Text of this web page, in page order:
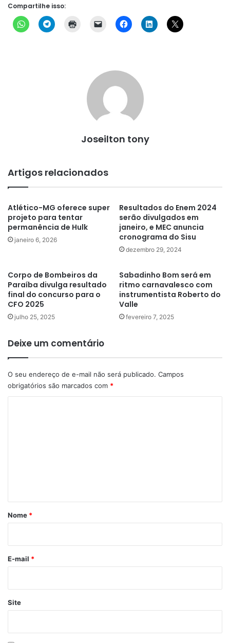
Compartilhe isso:
Joseilton tony
Artigos relacionados
Atlético-MG oferece super
projeto para tentar
permanência de Hulk
janeiro 6, 2026
Resultados do Enem 2024
serão divulgados em
janeiro, e MEC anuncia
cronograma do Sisu
dezembro 29, 2024
Corpo de Bombeiros da
Paraíba divulga resultado
final do concurso para o
CFO 2025
julho 25, 2025
Sabadinho Bom será em
ritmo carnavalesco com
instrumentista Roberto do
Valle
fevereiro 7, 2025
Deixe um comentário
O seu endereço de e-mail não será publicado. Campos
obrigatórios são marcados com *
r
*
Nome *
E-mail *
Site